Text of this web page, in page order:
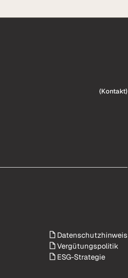
(Kontakt)
Datenschutzhinweis
Vergütungspolitik
ESG-Strategie